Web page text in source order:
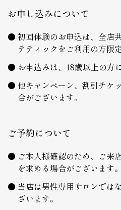
お申し込みについて
初回体験のお申込は、全店
テティックをご利用の方限
お申込みは、18歳以上の方
他キャンペーン、割引チケ
合がございます。
ご予約について
ご本人様確認のため、ご来
を求める場合がございます。
当店は男性専用サロンでは
ざいます。